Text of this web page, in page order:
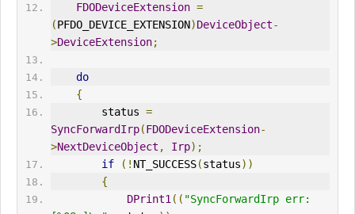
FDODeviceExtension =
(PFDO_DEVICE_EXTENSION)DeviceObject-
>DeviceExtension;
do
{
        status
=
SyncForwardIrp(FDODeviceExtension-
>NextDeviceObject , Irp);
if
(! NT_SUCCESS(status))
{
DPrint1(( "SyncForwardIrp err: